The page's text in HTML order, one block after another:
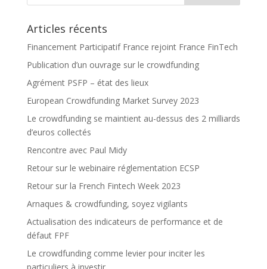
Articles récents
Financement Participatif France rejoint France FinTech
Publication d’un ouvrage sur le crowdfunding
Agrément PSFP – état des lieux
European Crowdfunding Market Survey 2023
Le crowdfunding se maintient au-dessus des 2 milliards
d’euros collectés
Rencontre avec Paul Midy
Retour sur le webinaire réglementation ECSP
Retour sur la French Fintech Week 2023
Arnaques & crowdfunding, soyez vigilants
Actualisation des indicateurs de performance et de
défaut FPF
Le crowdfunding comme levier pour inciter les